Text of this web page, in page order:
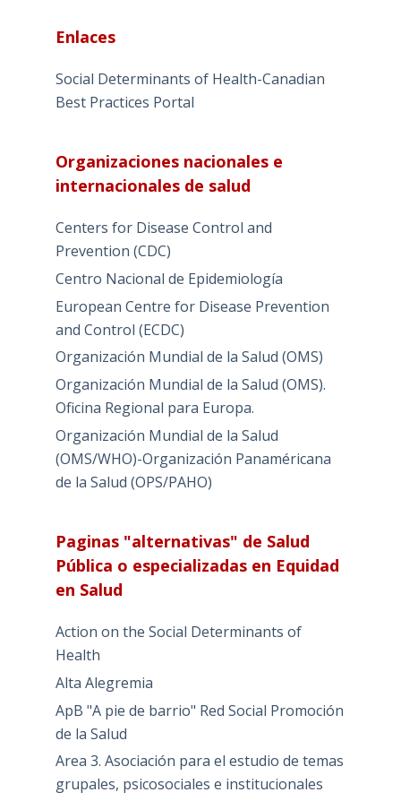
Enlaces
Social Determinants of Health-Canadian
Best Practices Portal
Organizaciones nacionales e
internacionales de salud
Centers for Disease Control and
Prevention (CDC)
Centro Nacional de Epidemiología
European Centre for Disease Prevention
and Control (ECDC)
Organización Mundial de la Salud (OMS)
Organización Mundial de la Salud (OMS).
Oficina Regional para Europa.
Organización Mundial de la Salud
(OMS/WHO)-Organización Panaméricana
de la Salud (OPS/PAHO)
Paginas "alternativas" de Salud
Pública o especializadas en Equidad
en Salud
Action on the Social Determinants of
Health
Alta Alegremia
ApB "A pie de barrio" Red Social Promoción
de la Salud
Area 3. Asociación para el estudio de temas
grupales, psicosociales e institucionales